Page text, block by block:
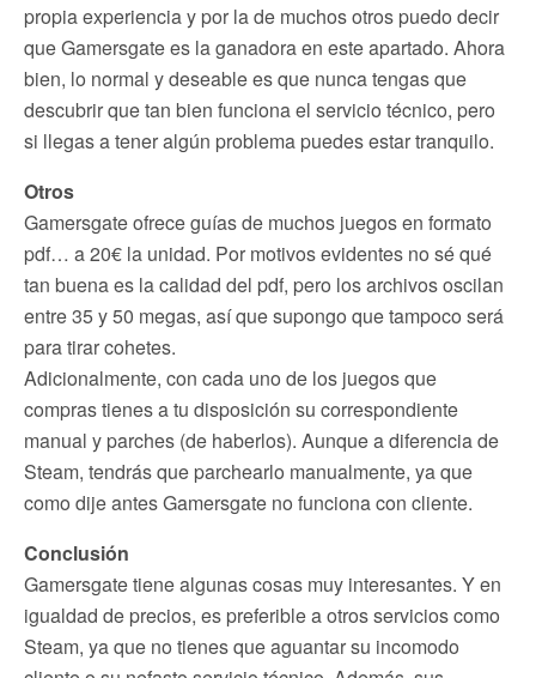
propia experiencia y por la de muchos otros puedo decir
que Gamersgate es la ganadora en este apartado. Ahora
bien, lo normal y deseable es que nunca tengas que
descubrir que tan bien funciona el servicio técnico, pero
si llegas a tener algún problema puedes estar tranquilo.
Otros
Gamersgate ofrece guías de muchos juegos en formato
pdf… a 20€ la unidad. Por motivos evidentes no sé qué
tan buena es la calidad del pdf, pero los archivos oscilan
entre 35 y 50 megas, así que supongo que tampoco será
para tirar cohetes.
Adicionalmente, con cada uno de los juegos que
compras tienes a tu disposición su correspondiente
manual y parches (de haberlos). Aunque a diferencia de
Steam, tendrás que parchearlo manualmente, ya que
como dije antes Gamersgate no funciona con cliente.
Conclusión
Gamersgate tiene algunas cosas muy interesantes. Y en
igualdad de precios, es preferible a otros servicios como
Steam, ya que no tienes que aguantar su incomodo